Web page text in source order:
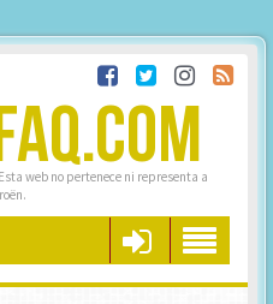
web no pertenece ni representa a